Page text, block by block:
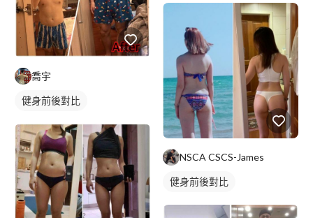
喬宇
健身前後對比
NSCA CSCS-James
健身前後對比